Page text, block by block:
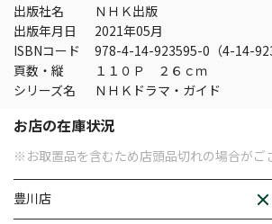
出版社名
ＮＨＫ出版
出版年月日
2021年05月
ISBNコード
978-4-14-923595-0（4-14-
頁数・縦
１１０Ｐ ２６ｃｍ
シリーズ名
ＮＨＫドラマ・ガイド
お店の在庫状況
※お取置品を含むため店頭品切れの場合がご
豊川店